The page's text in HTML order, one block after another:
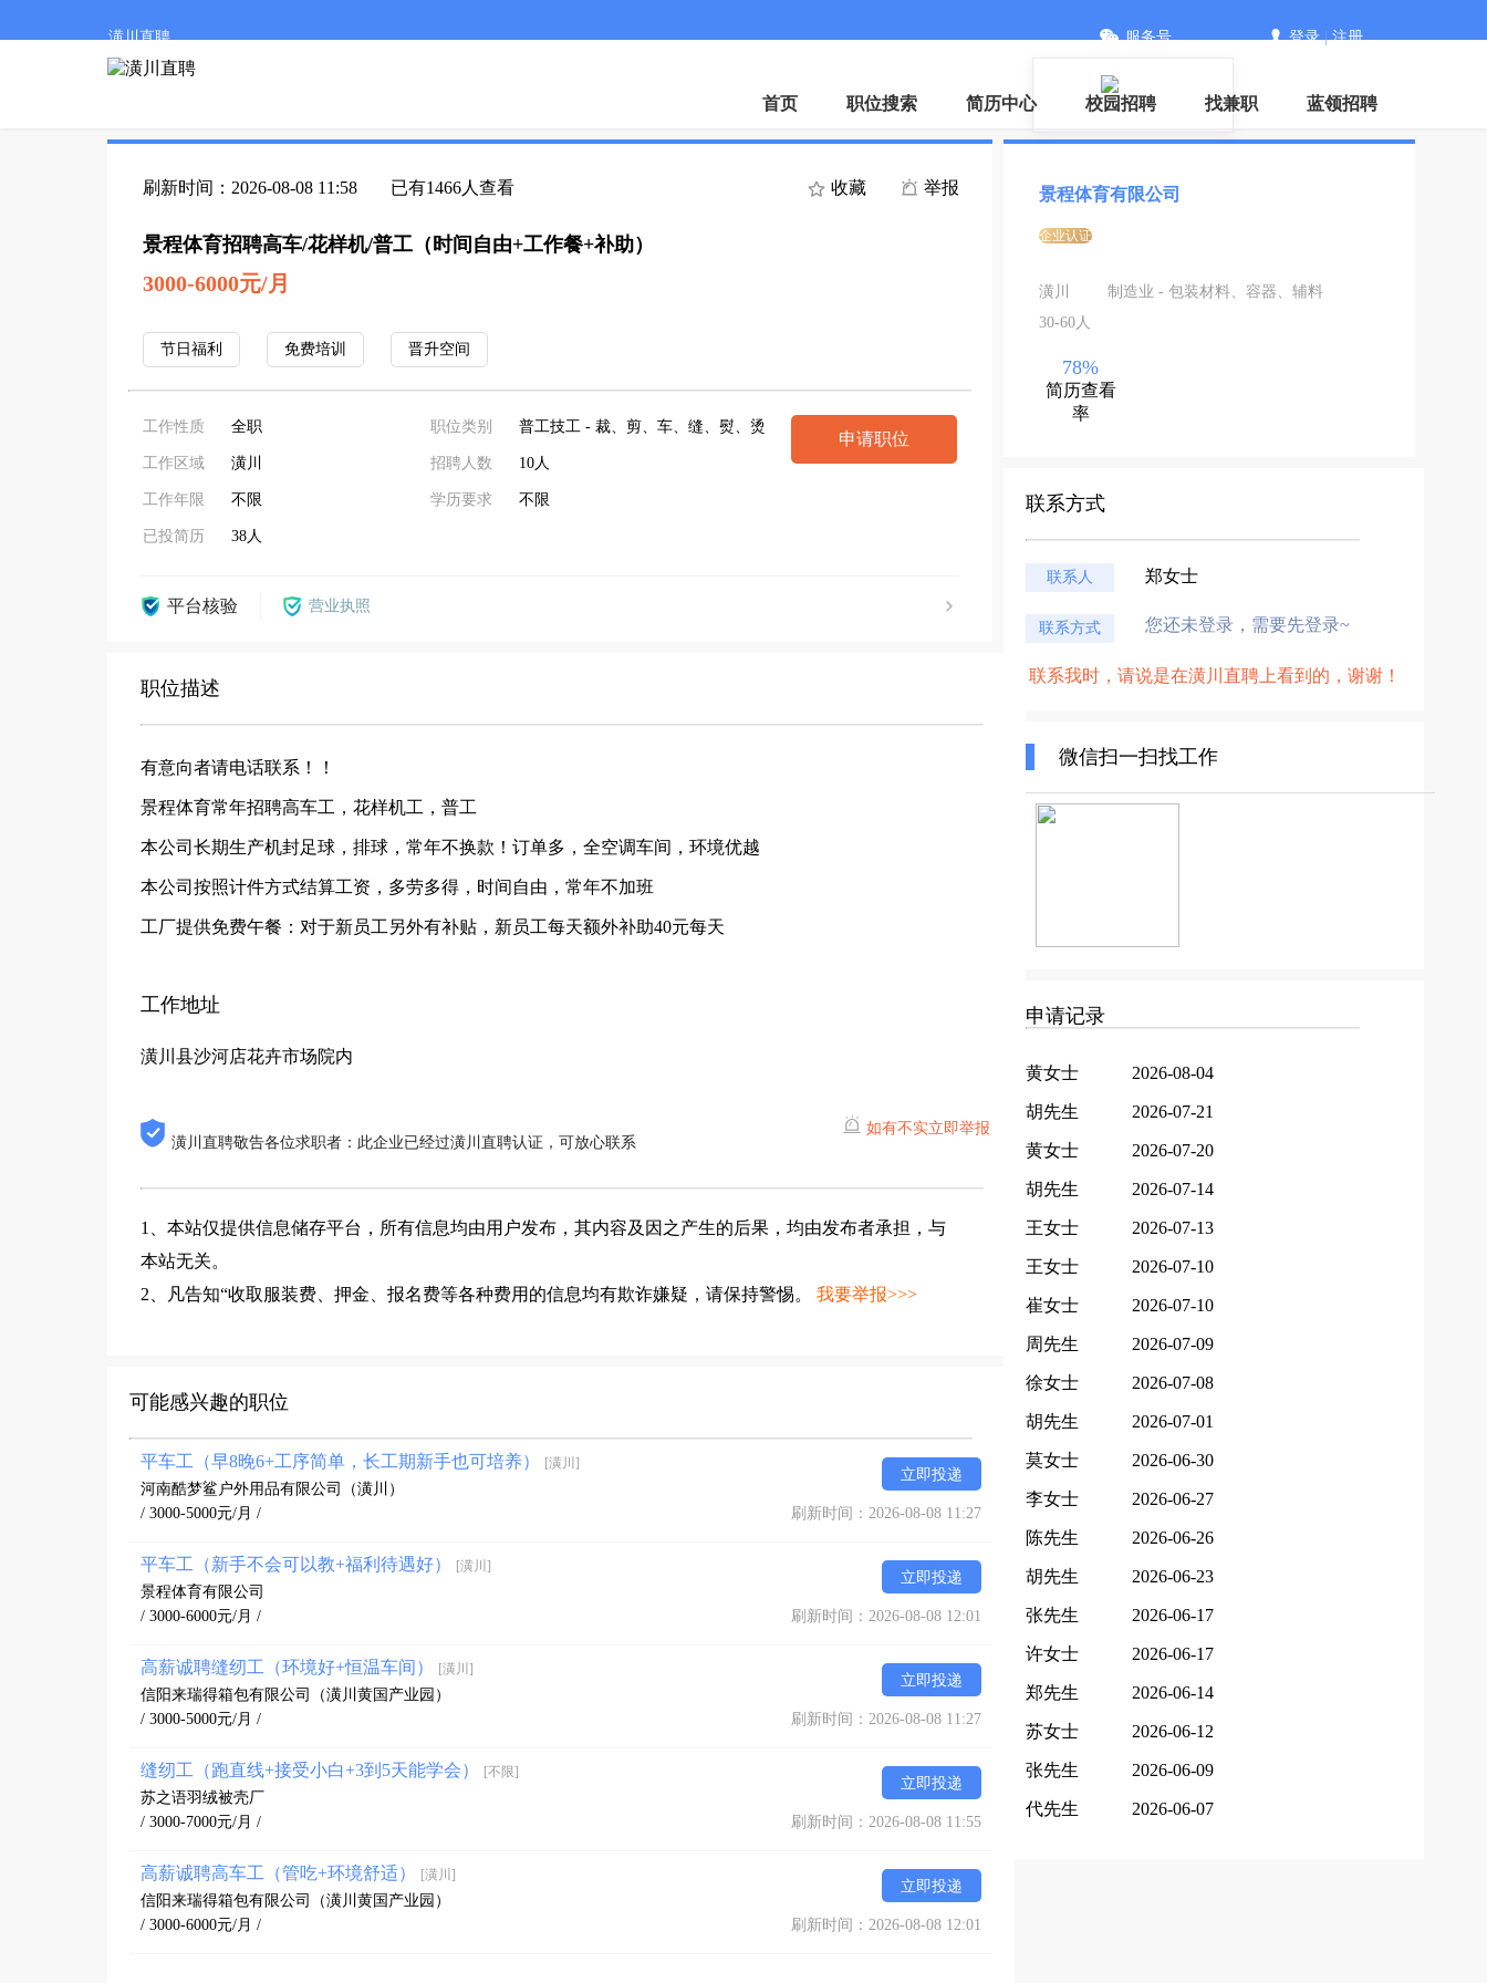
潢川直聘 服务号 登录|注册
首页 职位搜索 简历中心 校园招聘 找兼职 蓝领招聘
刷新时间：2026-08-08 11:58 已有1466人查看 收藏 举报
景程体育招聘高车/花样机/普工（时间自由+工作餐+补助）
3000-6000元/月
节日福利 免费培训 晋升空间
工作性质 全职
工作区域 潢川
工作年限 不限
已投简历 38人
职位类别 普工技工 - 裁、剪、车、缝、熨、烫
招聘人数 10人
学历要求 不限
申请职位
平台核验 营业执照
职位描述
有意向者请电话联系！！
景程体育常年招聘高车工，花样机工，普工
本公司长期生产机封足球，排球，常年不换款！订单多，全空调车间，环境优越
本公司按照计件方式结算工资，多劳多得，时间自由，常年不加班
工厂提供免费午餐：对于新员工另外有补贴，新员工每天额外补助40元每天
工作地址
潢川县沙河店花卉市场院内
潢川直聘敬告各位求职者：此企业已经过潢川直聘认证，可放心联系
如有不实立即举报
1、本站仅提供信息储存平台，所有信息均由用户发布，其内容及因之产生的后果，均由发布者承担，与
本站无关。
2、凡告知“收取服装费、押金、报名费等各种费用的信息均有欺诈嫌疑，请保持警惕。 我要举报>>>
可能感兴趣的职位
平车工（早8晚6+工序简单，长工期新手也可培养） [潢川]
立即投递
河南酷梦鲨户外用品有限公司（潢川）
/ 3000-5000元/月 /
刷新时间：2026-08-08 11:27
平车工（新手不会可以教+福利待遇好） [潢川]
立即投递
景程体育有限公司
/ 3000-6000元/月 /
刷新时间：2026-08-08 12:01
高薪诚聘缝纫工（环境好+恒温车间） [潢川]
立即投递
信阳来瑞得箱包有限公司（潢川黄国产业园）
/ 3000-5000元/月 /
刷新时间：2026-08-08 11:27
缝纫工（跑直线+接受小白+3到5天能学会） [不限]
立即投递
苏之语羽绒被壳厂
/ 3000-7000元/月 /
刷新时间：2026-08-08 11:55
高薪诚聘高车工（管吃+环境舒适） [潢川]
立即投递
信阳来瑞得箱包有限公司（潢川黄国产业园）
/ 3000-6000元/月 /
刷新时间：2026-08-08 12:01
景程体育有限公司
企业认证
潢川
制造业 - 包装材料、容器、辅料
30-60人
78%
简历查看
率
联系方式
联系人 郑女士
联系方式 您还未登录，需要先登录~
联系我时，请说是在潢川直聘上看到的，谢谢！
微信扫一扫找工作
申请记录
黄女士 2026-08-04
胡先生 2026-07-21
黄女士 2026-07-20
胡先生 2026-07-14
王女士 2026-07-13
王女士 2026-07-10
崔女士 2026-07-10
周先生 2026-07-09
徐女士 2026-07-08
胡先生 2026-07-01
莫女士 2026-06-30
李女士 2026-06-27
陈先生 2026-06-26
胡先生 2026-06-23
张先生 2026-06-17
许女士 2026-06-17
郑先生 2026-06-14
苏女士 2026-06-12
张先生 2026-06-09
代先生 2026-06-07